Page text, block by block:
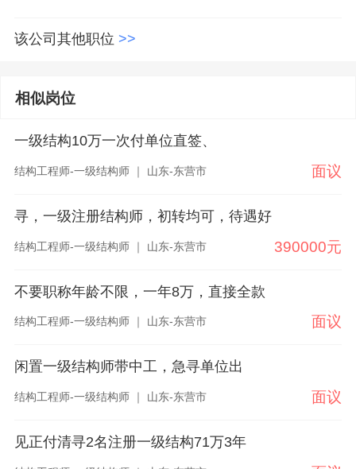
该公司其他职位 >>
相似岗位
一级结构10万一次付单位直签、
结构工程师-一级结构师 ｜ 山东-东营市 面议
寻，一级注册结构师，初转均可，待遇好
结构工程师-一级结构师 ｜ 山东-东营市 390000元
不要职称年龄不限，一年8万，直接全款
结构工程师-一级结构师 ｜ 山东-东营市 面议
闲置一级结构师带中工，急寻单位出
结构工程师-一级结构师 ｜ 山东-东营市 面议
见正付清寻2名注册一级结构71万3年